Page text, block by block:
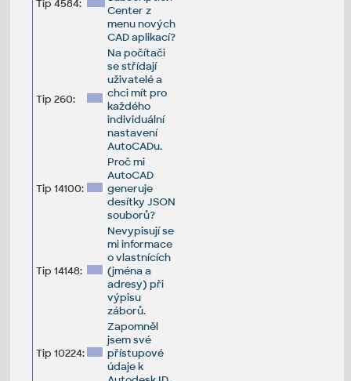
Tip 4584:
Center z
menu nových
CAD aplikací?
Tip 260:
Na počítači
se střídají
uživatelé a
chci mít pro
každého
individuální
nastavení
AutoCADu.
Tip 14100:
Proč mi
AutoCAD
generuje
desítky JSON
souborů?
Tip 14148:
Nevypisují se
mi informace
o vlastnících
(jména a
adresy) při
výpisu
záborů.
Tip 10224:
Zapomněl
jsem své
přístupové
údaje k